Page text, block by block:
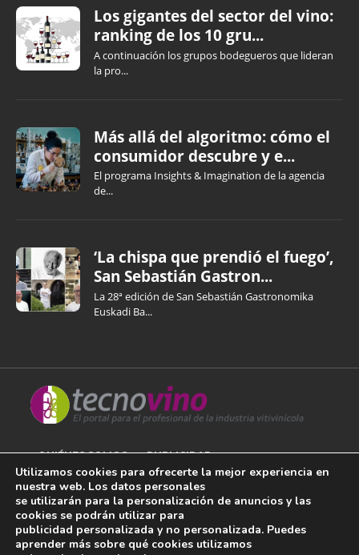
Los gigantes del sector del vino:
ranking de los 10 gru...
A continuación los grupos bodegueros que lideran
la pro...
Más allá del algoritmo: cómo el
consumidor descubre y e...
El programa Insights & Imagination de la agencia
de...
‘La chispa que prendió el fuego’,
San Sebastián Gastron...
La 28ª edición de San Sebastián Gastronomika
Euskadi Ba...
QUIÉNES SOMOS PUBLICIDAD
AVISO LEGAL
POLÍTICA DE COOKIES
POLÍTICA DE PRIVACIDAD
Utilizamos cookies para ofrecerte la mejor experiencia en
nuestra web. Los datos personales
se utilizarán para la personalización de anuncios y las
cookies se podrán utilizar para
publicidad personalizada y no personalizada. Puedes
aprender más sobre qué cookies utilizamos